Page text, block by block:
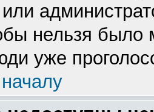
нельзя было
уже